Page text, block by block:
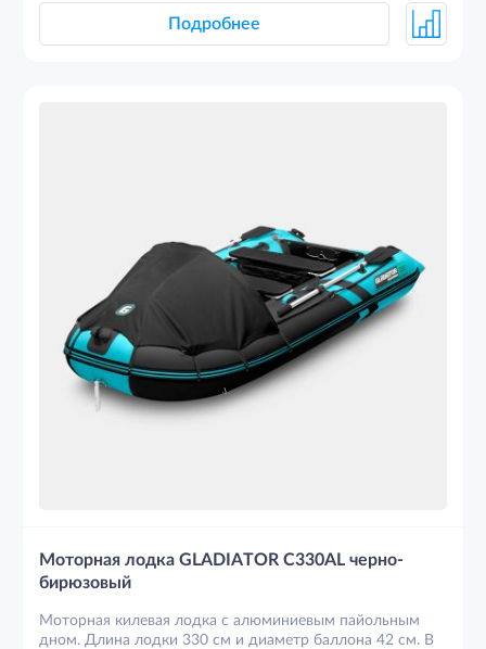
Подробнее
Моторная лодка GLADIATOR C330AL черно-
бирюзовый
Моторная килевая лодка с алюминиевым пайольным
дном. Длина лодки 330 см и диаметр баллона 42 см. В